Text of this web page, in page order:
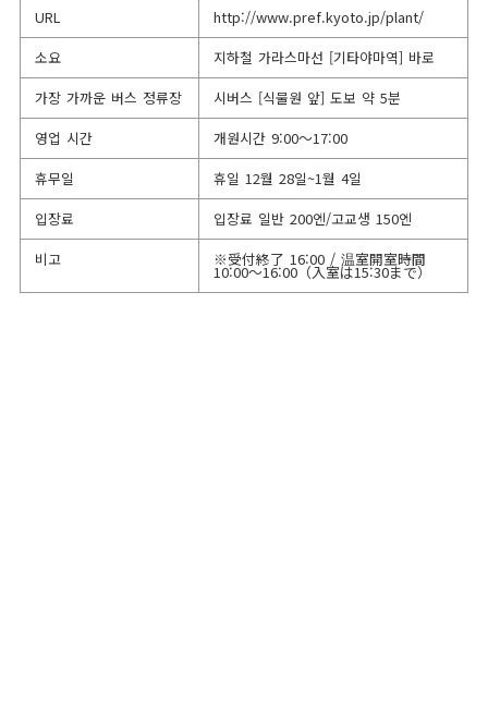
URL
http://www.pref.kyoto.jp/plant/
소요
지하철 가라스마선 [기타야마역] 바로
가장 가까운 버스 정류장
시버스 [식물원 앞] 도보 약 5분
영업 시간
개원시간 9:00～17:00
휴무일
휴일 12월 28일~1월 4일
입장료
입장료 일반 200엔/고교생 150엔
비고
※受付終了 16:00 / 温室開室時間
10:00～16:00（入室は15:30まで）